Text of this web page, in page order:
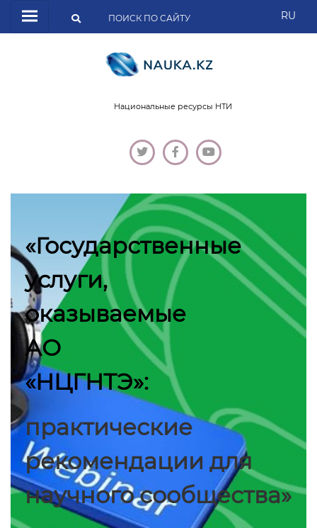
RU
Национальные ресурсы НТИ
«Государственные
услуги,
оказываемые
АО
«НЦГНТЭ»:
практические
рекомендации для
научного сообщества»